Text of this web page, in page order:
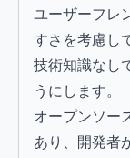
ユーザーフレ
すさを考慮し
技術知識なし
うにします。
オープンソー
あり、開発者